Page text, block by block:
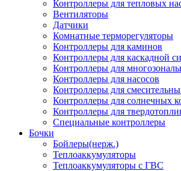
Контроллеры для тепловых
Вентиляторы
Датчики
Комнатные терморегуляторы
Контроллеры для каминов
Контроллеры для каскадной
Контроллеры для
Контроллеры для насосов
Контроллеры для
Контроллеры для солнечных
Контроллеры для
Специальные контроллеры
Бочки
Бойлеры(нерж.)
Теплоаккумуляторы
Теплоаккумуляторы с ГВС